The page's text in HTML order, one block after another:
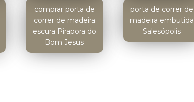
comprar porta de
correr de madeira
escura Pirapora do
Bom Jesus
porta de correr de
madeira embutida
Salesópolis